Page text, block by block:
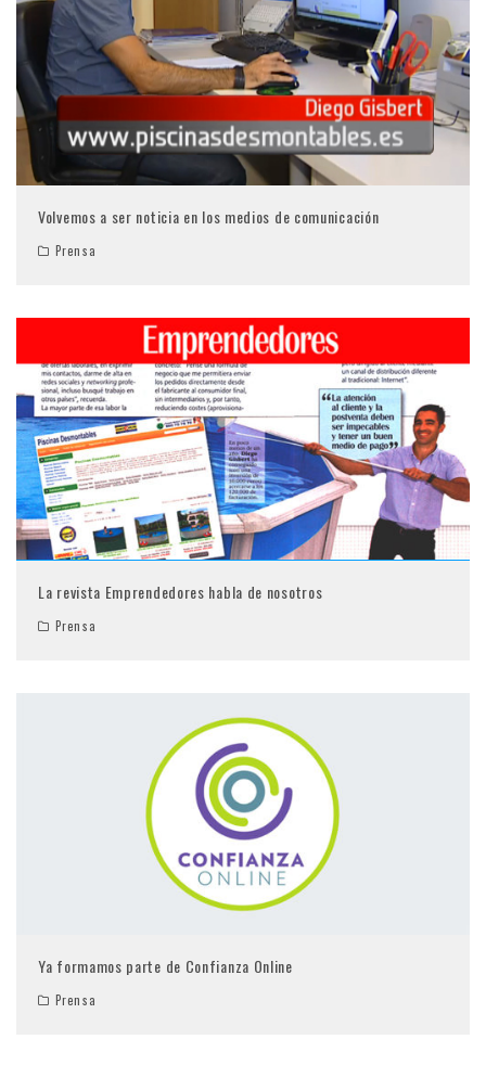
Volvemos a ser noticia en los medios de comunicación
Prensa
La revista Emprendedores habla de nosotros
Prensa
Ya formamos parte de Confianza Online
Prensa